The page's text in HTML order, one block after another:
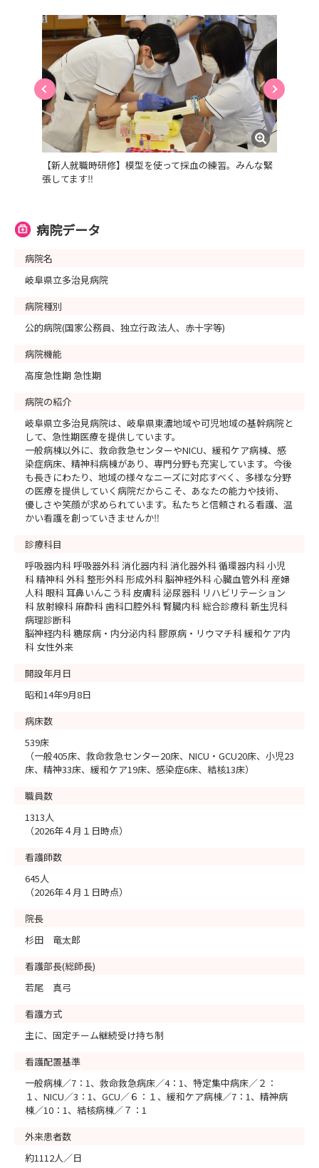
【新人就職時研修】模型を使って採血の練習。みんな緊
張してます‼
病院データ
病院名
岐阜県立多治見病院
病院種別
公的病院(国家公務員、独立行政法人、赤十字等)
病院機能
高度急性期 急性期
病院の紹介
岐阜県立多治見病院は、岐阜県東濃地域や可児地域の基幹病院と
して、急性期医療を提供しています。
一般病棟以外に、救命救急センターやNICU、緩和ケア病棟、感
染症病床、精神科病棟があり、専門分野も充実しています。今後
も長きにわたり、地域の様々なニーズに対応すべく、多様な分野
の医療を提供していく病院だからこそ、あなたの能力や技術、
優しさや笑顔が求められています。私たちと信頼される看護、温
かい看護を創っていきませんか‼
診療科目
呼吸器内科 呼吸器外科 消化器内科 消化器外科 循環器内科 小児
科 精神科 外科 整形外科 形成外科 脳神経外科 心臓血管外科 産婦
人科 眼科 耳鼻いんこう科 皮膚科 泌尿器科 リハビリテーション
科 放射線科 麻酔科 歯科口腔外科 腎臓内科 総合診療科 新生児科
病理診断科
脳神経内科 糖尿病・内分泌内科 膠原病・リウマチ科 緩和ケア内
科 女性外来
開設年月日
昭和14年9月8日
病床数
539床
（一般405床、救命救急センター20床、NICU・GCU20床、小児23
床、精神33床、緩和ケア19床、感染症6床、結核13床）
職員数
1313人
（2026年４月１日時点）
看護師数
645人
（2026年４月１日時点）
院長
杉田 竜太郎
看護部長(総師長)
若尾 真弓
看護方式
主に、固定チーム継続受け持ち制
看護配置基準
一般病棟／7：1、救命救急病床／4：1、特定集中病床／２：
１、NICU／3：1、GCU／６：１、緩和ケア病棟／7：1、精神病
棟／10：1、結核病棟／７：1
外来患者数
約1112人／日